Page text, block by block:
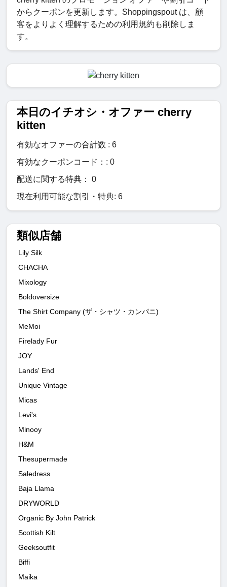
からクーポンを更新します。Shoppingspout は、顧
客をよりよく理解するための利用規約も削除しま
す。
本日のイチオシ・オファー cherry
kitten
有効なオファーの合計数 : 6
有効なクーポンコード：: 0
配送に関する特典： 0
現在利用可能な割引・特典: 6
類似店舗
Lily Silk
CHACHA
Mixology
Boldoversize
The Shirt Company (ザ・シャツ・カンパニ)
MeMoi
Firelady Fur
JOY
Lands' End
Unique Vintage
Micas
Levi's
Minooy
H&M
Thesupermade
Saledress
Baja Llama
DRYWORLD
Organic By John Patrick
Scottish Kilt
Geeksoutfit
Biffi
Maika